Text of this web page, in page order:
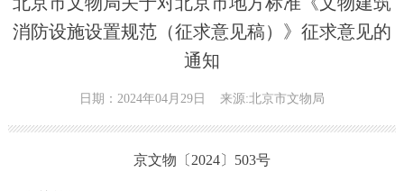
消防设施设置规范（征求意见稿）》征求意见的
通知
日期：2024年04月29日 来源:北京市文物局
京文物〔2024〕503号